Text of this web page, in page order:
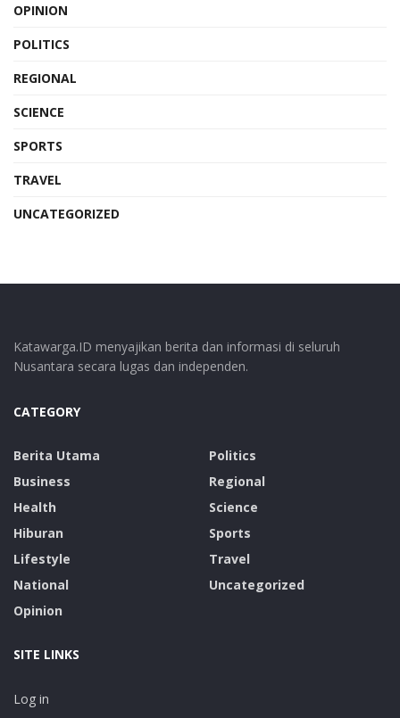
OPINION
POLITICS
REGIONAL
SCIENCE
SPORTS
TRAVEL
UNCATEGORIZED
Katawarga.ID menyajikan berita dan informasi di seluruh
Nusantara secara lugas dan independen.
CATEGORY
Berita Utama
Business
Health
Hiburan
Lifestyle
National
Opinion
Politics
Regional
Science
Sports
Travel
Uncategorized
SITE LINKS
Log in